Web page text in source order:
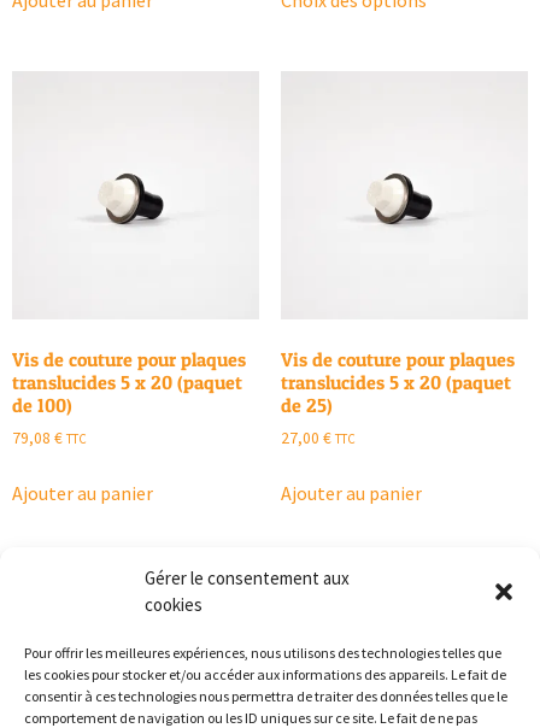
Gérer le consentement aux
cookies
Pour offrir les meilleures expériences, nous utilisons des technologies telles que
les cookies pour stocker et/ou accéder aux informations des appareils. Le fait de
consentir à ces technologies nous permettra de traiter des données telles que le
comportement de navigation ou les ID uniques sur ce site. Le fait de ne pas
Vis de couture pour plaques
translucides 5 x 20 (paquet
de 100)
79,08 € TTC
Ajouter au panier
Vis de couture pour plaques
translucides 5 x 20 (paquet
de 25)
27,00 € TTC
Ajouter au panier
1 2